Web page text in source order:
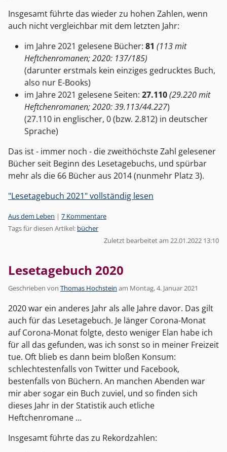
Insgesamt führte das wieder zu hohen Zahlen, wenn
auch nicht vergleichbar mit dem letzten Jahr:
im Jahre 2021 gelesene Bücher: 81 (113 mit
Heftchenromanen; 2020: 137/185)
(darunter erstmals kein einziges gedrucktes Buch,
also nur E-Books)
im Jahre 2021 gelesene Seiten: 27.110(29.220 mit
Heftchenromanen; 2020: 39.113/44.227)
(27.110 in englischer, 0 (bzw. 2.812) in deutscher
Sprache)
Das ist - immer noch - die zweithöchste Zahl gelesener
Bücher seit Beginn des Lesetagebuchs, und spürbar
mehr als die 66 Bücher aus 2014 (nunmehr Platz 3).
"Lesetagebuch 2021" vollständig lesen
Kategorien:
Aus dem Leben | 7 Kommentare
Tags für diesen Artikel: bücher
Zuletzt bearbeitet am 22.01.2022 13:10
Lesetagebuch 2020
Geschrieben von Thomas Hochstein am Montag, 4. Januar 2021
2020 war ein anderes Jahr als alle Jahre davor. Das gilt
auch für das Lesetagebuch. Je länger Corona-Monat
auf Corona-Monat folgte, desto weniger Elan habe ich
für all das gefunden, was ich sonst so in meiner Freizeit
tue. Oft blieb es dann beim bloßen Konsum:
schlechtestenfalls von Twitter und Facebook,
bestenfalls von Büchern. An manchen Abenden war
mir aber sogar ein Buch zuviel, und so finden sich
dieses Jahr in der Statistik auch etliche
Heftchenromane …
Insgesamt führte das zu Rekordzahlen: